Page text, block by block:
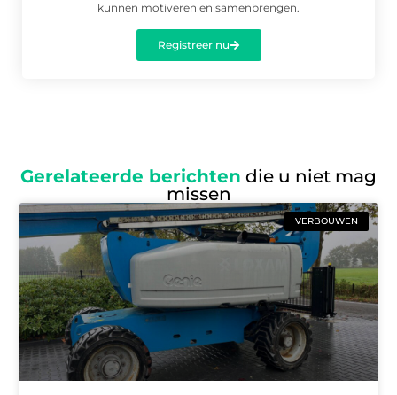
kunnen motiveren en samenbrengen.
Registreer nu
Gerelateerde berichten die u niet mag
missen
VERBOUWEN